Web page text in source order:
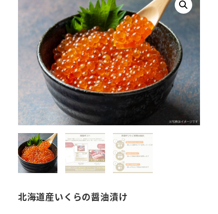
北海道産いくらの醤油漬け